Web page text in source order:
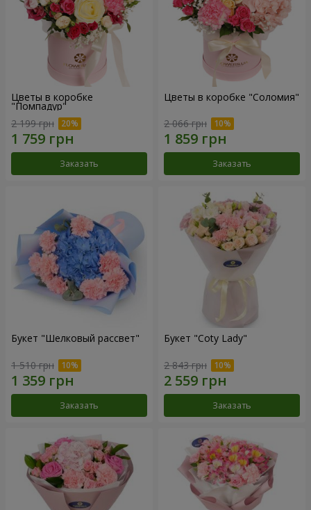
Цветы в коробке
"Помпадур"
2 199 грн
Заказать
Цветы в коробке "Соломия"
2 066 грн
Заказать
Букет "Шелковый рассвет"
1 510 грн
Заказать
Букет "Coty Lady"
2 843 грн
Заказать